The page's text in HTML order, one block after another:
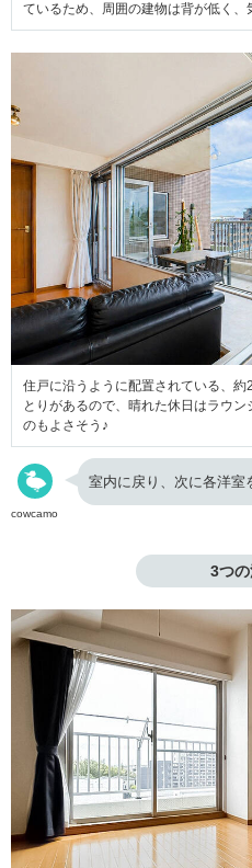
ているため、周囲の建物は背が低く、
住戸に沿うように配置されている、
とりがあるので、晴れた休日はラウ
のもよさそう♪
cowcamo
室内に戻り、次に各洋室
3つ